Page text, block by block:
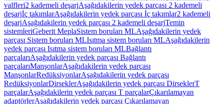
valfleri2 kademeli deşarjAşağıdakilerin yedek parçası 2 kademeli
deşarjİç takımlarAşağıdakilerin yedek parçası İç takımlar2 kademeli
deşarjAşağıdakilerin yedek parçası 2 kademeli deşarjTemin
sistemleriGeberit MeplaSistem boruları MLAşağıdakilerin yedek
parçası Sistem boruları MLIsıtma sistem boruları MLAşağıdakilerin
yedek parçası Isıtma sistem boruları MLBağlantı
parçalarıAşağıdakilerin yedek parçası Bağlantı
parçalarıManşonlarAşağıdakilerin yedek parçası
ManşonlarRedüksiyonlarAşağıdakilerin yedek parçası
RedüksiyonlarDirseklerAşağıdakilerin yedek parçası DirseklerT
parçalarAşağıdakilerin yedek parçası T parçalarÇıkarılamayan
adaptörlerAşağıdakilerin yedek parçası Çıkarılamayan